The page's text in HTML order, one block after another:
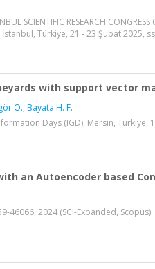
SCIENTIFIC RESEARCH
İstanbul, Türkiye, 21 - 23 Şubat 2025,
with support vector
O., Bayata H. F.
Days (IGD), Mersin, Türkiye,
an Autoencoder based
46066, 2024 (SCI-Expanded, Scopus)